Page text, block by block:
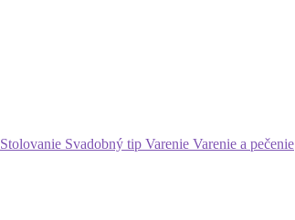
Stolovanie Svadobný tip Varenie Varenie a pečenie